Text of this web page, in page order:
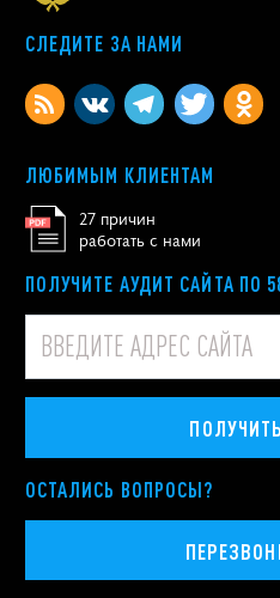
СЛЕДИТЕ ЗА НАМИ
ЛЮБИМЫМ КЛИЕНТАМ
27 причин
работать с нами
ПОЛУЧИТЕ АУДИТ САЙТА ПО
ОСТАЛИСЬ ВОПРОСЫ?